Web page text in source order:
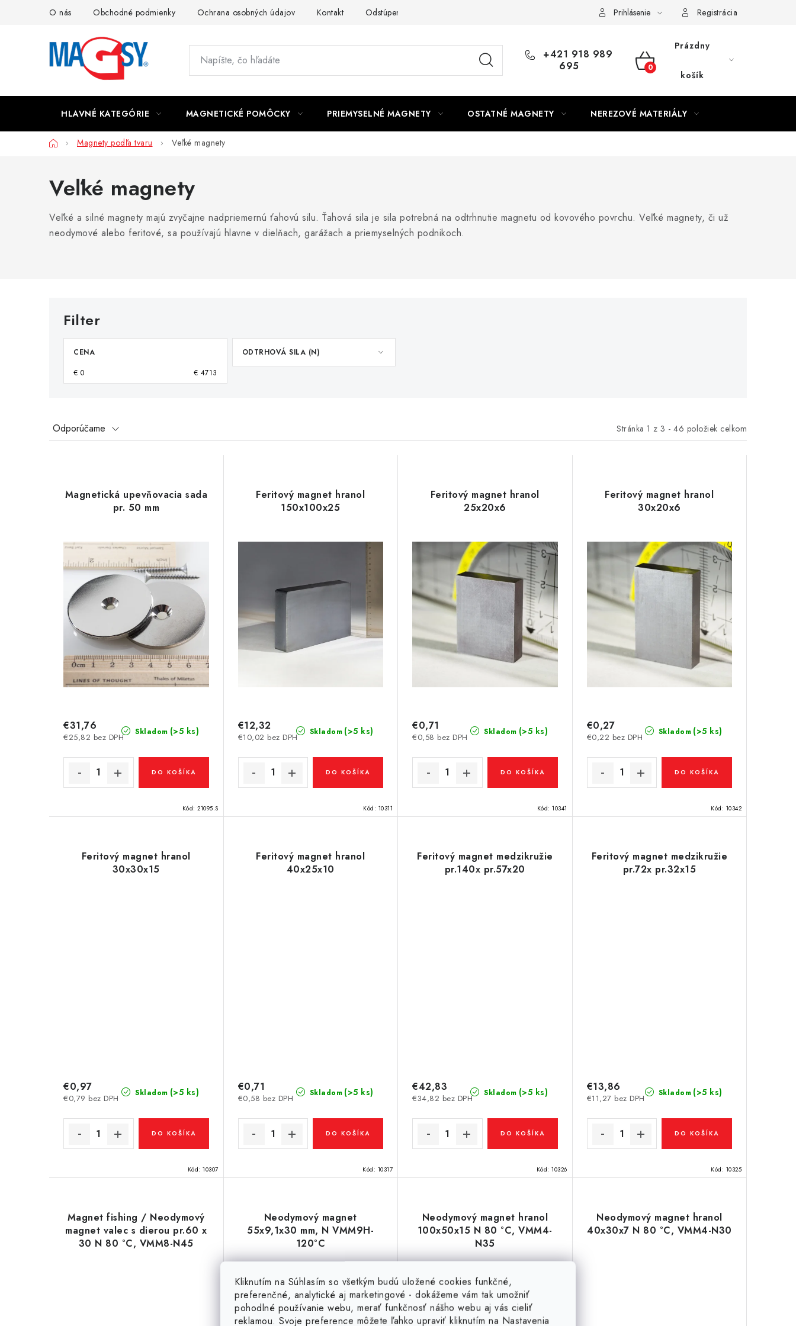
Kliknutím na Súhlasím so všetkým budú uložené cookies funkčné,
preferenčné, analytické aj marketingové - dokážeme vám tak umožniť
pohodlné používanie webu, merať funkčnosť nášho webu aj vás cieliť
reklamou. Svoje preference môžete ľahko upraviť kliknutím na Nastavenia
O nás Obchodné podmienky Ochrana osobných údajov Kontakt Odstúpenie od zmluvy Prihlásenie Registrácia
+421 918 989
695
NÁKUPNÝ
Prázdny
košík
HLAVNÉ KATEGÓRIE MAGNETICKÉ POMÔCKY PRIEMYSELNÉ MAGNETY OSTATNÉ MAGNETY NEREZOVÉ MATERIÁLY
DomovMagnety podľa tvaru Veľké magnety
Veľké magnety
Veľké a silné magnety majú zvyčajne nadpriemernú ťahovú silu. Ťahová sila je sila potrebná na odtrhnutie magnetu od kovového povrchu. Veľké magnety, či už
neodymové alebo feritové, sa používajú hlavne v dielňach, garážach a priemyselných podnikoch.
CENA
€ 0 € 4713
ODTRHOVÁ SILA (N)
Stránka 1 z 3 - 46 položiek celkom
R
Odporúčame
Magnetická upevňovacia sada
pr. 50 mm
Skladom (>5 ks)
€25,82 bez DPH
€31,76
DO KOŠÍKA
Kód: 21095.S
Feritový magnet hranol
150x100x25
Skladom (>5 ks)
€10,02 bez DPH
€12,32
DO KOŠÍKA
Kód: 10311
Feritový magnet hranol
25x20x6
Skladom (>5 ks)
€0,58 bez DPH
€0,71
DO KOŠÍKA
Kód: 10341
Feritový magnet hranol
30x20x6
Skladom (>5 ks)
€0,22 bez DPH
€0,27
DO KOŠÍKA
Kód: 10342
Feritový magnet hranol
30x30x15
Skladom (>5 ks)
€0,79 bez DPH
€0,97
DO KOŠÍKA
Kód: 10307
Feritový magnet hranol
40x25x10
Skladom (>5 ks)
€0,58 bez DPH
€0,71
DO KOŠÍKA
Kód: 10317
Feritový magnet medzikružie
pr.140x pr.57x20
Skladom (>5 ks)
€34,82 bez DPH
€42,83
DO KOŠÍKA
Kód: 10326
Feritový magnet medzikružie
pr.72x pr.32x15
Skladom (>5 ks)
€11,27 bez DPH
€13,86
DO KOŠÍKA
Kód: 10325
Magnet fishing / Neodymový
magnet valec s dierou pr.60 x
30 N 80 °C, VMM8-N45
Neodymový magnet
55x9,1x30 mm, N VMM9H-
120°C
Neodymový magnet hranol
100x50x15 N 80 °C, VMM4-
N35
Neodymový magnet hranol
40x30x7 N 80 °C, VMM4-N30